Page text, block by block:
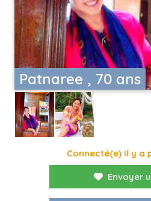
Patnaree , 70 ans
Connecté(e) il y a
Envoyer